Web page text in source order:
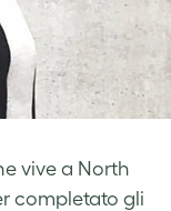
vive a North
completato gli